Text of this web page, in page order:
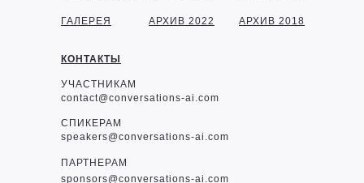
КОНТАКТЫ
УЧАСТНИКАМ
contact@conversations-ai.com
СПИКЕРАМ
speakers@conversations-ai.com
ПАРТНЕРАМ
sponsors@conversations-ai.com
ГАЛЕРЕЯ АРХИВ 2022 АРХИВ 2018